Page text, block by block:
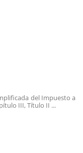
del Impuesto a
III, Título II ...